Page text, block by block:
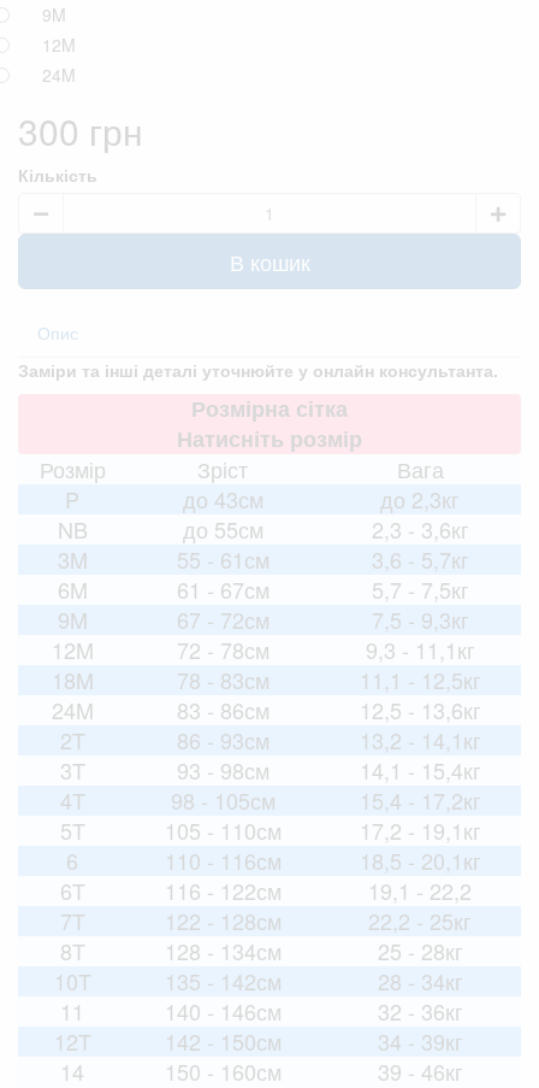
9M
12M
24M
300 грн
Кількість
В кошик
Опис
Заміри та інші деталі уточнюйте у онлайн консультанта.
Розмірна сітка
Натисніть розмір
Розмір
Зріст
Вага
P
до 43см
до 2,3кг
NB
до 55см
2,3 - 3,6кг
3M
55 - 61см
3,6 - 5,7кг
6M
61 - 67см
5,7 - 7,5кг
9M
67 - 72см
7,5 - 9,3кг
12M
72 - 78см
9,3 - 11,1кг
18M
78 - 83см
11,1 - 12,5кг
24M
83 - 86см
12,5 - 13,6кг
2T
86 - 93см
13,2 - 14,1кг
3T
93 - 98см
14,1 - 15,4кг
4T
98 - 105см
15,4 - 17,2кг
5T
105 - 110см
17,2 - 19,1кг
6
110 - 116см
18,5 - 20,1кг
6T
116 - 122см
19,1 - 22,2
7T
122 - 128см
22,2 - 25кг
8T
128 - 134см
25 - 28кг
10T
135 - 142см
28 - 34кг
11
140 - 146см
32 - 36кг
12T
142 - 150см
34 - 39кг
14
150 - 160см 39 - 46кг